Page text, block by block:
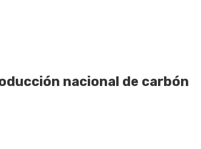
nacional de carbón